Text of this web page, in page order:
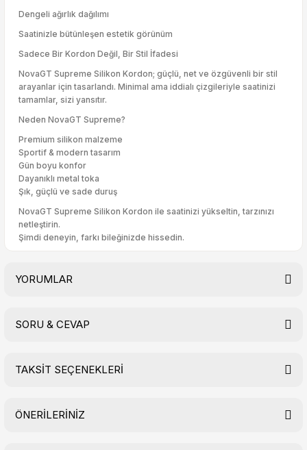
Dengeli ağırlık dağılımı
Saatinizle bütünleşen estetik görünüm
Sadece Bir Kordon Değil, Bir Stil İfadesi
NovaGT Supreme Silikon Kordon; güçlü, net ve özgüvenli bir stil
arayanlar için tasarlandı. Minimal ama iddialı çizgileriyle saatinizi
tamamlar, sizi yansıtır.
Neden NovaGT Supreme?
Premium silikon malzeme
Sportif & modern tasarım
Gün boyu konfor
Dayanıklı metal toka
Şık, güçlü ve sade duruş
NovaGT Supreme Silikon Kordon ile saatinizi yükseltin, tarzınızı
netleştirin.
Şimdi deneyin, farkı bileğinizde hissedin.
YORUMLAR
SORU & CEVAP
TAKSİT SEÇENEKLERİ
ÖNERİLERİNİZ